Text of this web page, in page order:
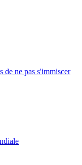
ne pas s'immiscer